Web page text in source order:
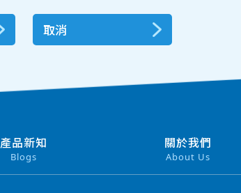
取消
產品新知
Blogs
關於我們
About Us